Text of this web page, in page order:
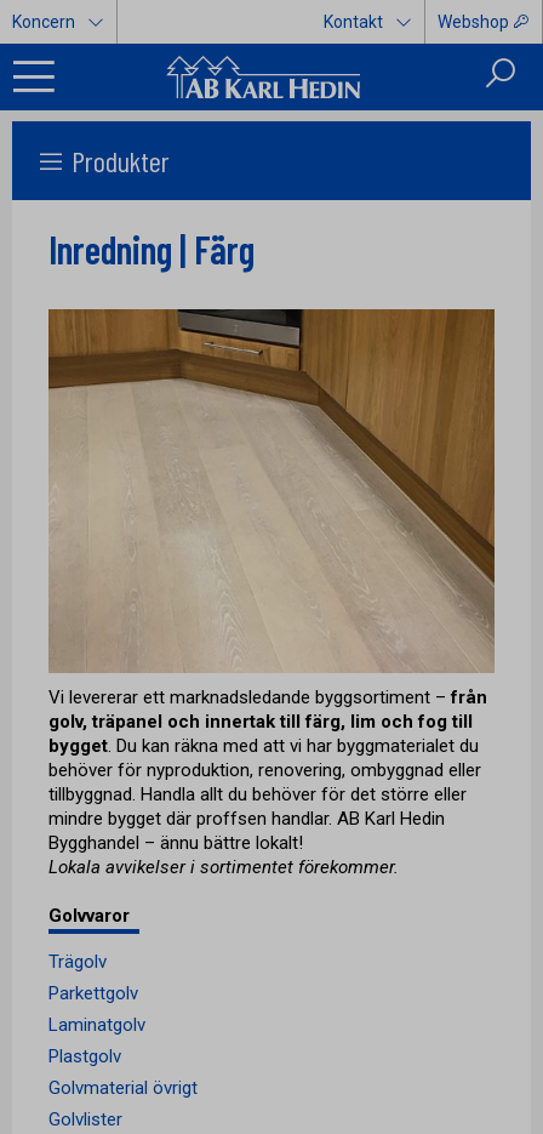
Koncern Kontakt Webshop
Produkter
Inredning | Färg
Vi levererar ett marknadsledande byggsortiment –från
golv, träpanel och innertak till färg, lim och fog till
bygget . Du kan räkna med att vi har byggmaterialet du
behöver för nyproduktion, renovering, ombyggnad eller
tillbyggnad. Handla allt du behöver för det större eller
mindre bygget där proffsen handlar. AB Karl Hedin
Bygghandel – ännu bättre lokalt!
Lokala avvikelser i sortimentet förekommer.
Golvvaror
Trägolv
Parkettgolv
Laminatgolv
Plastgolv
Golvmaterial övrigt
Golvlister